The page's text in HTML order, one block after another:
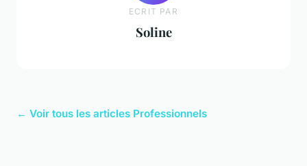
ECRIT PAR
Soline
← Voir tous les articles Professionnels